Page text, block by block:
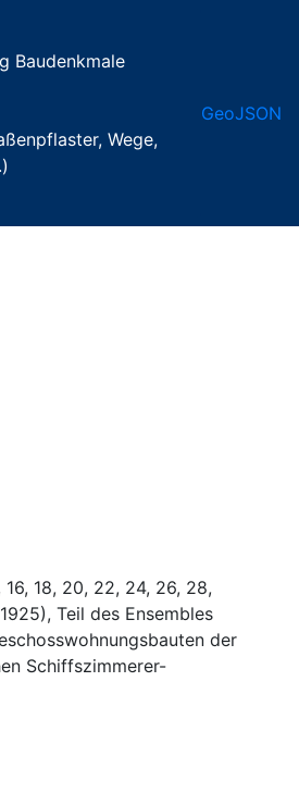
Baudenkmale
Wege,
GeoJSON
18, 20, 22, 24, 26, 28,
Teil des Ensembles
der
Schiffszimmerer-